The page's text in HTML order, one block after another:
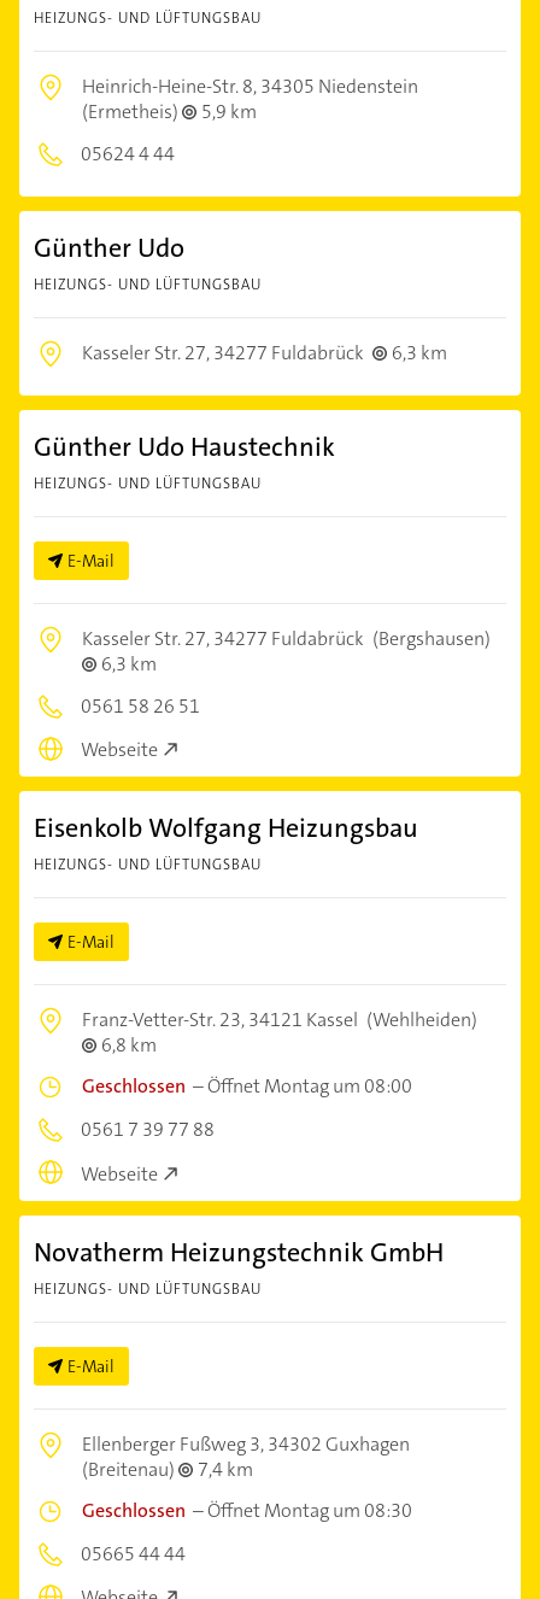
HEIZUNGS- UND LÜFTUNGSBAU
Heinrich-Heine-Str. 8,34305 Niedenstein
(Ermetheis)
5,9 km
05624 4 44
Günther Udo
HEIZUNGS- UND LÜFTUNGSBAU
Kasseler Str. 27,34277 Fuldabrück 6,3 km
Günther Udo Haustechnik
HEIZUNGS- UND LÜFTUNGSBAU
E-Mail
Kasseler Str. 27,34277 Fuldabrück (Bergshausen)
6,3 km
0561 58 26 51
Webseite
Eisenkolb Wolfgang Heizungsbau
HEIZUNGS- UND LÜFTUNGSBAU
E-Mail
Franz-Vetter-Str. 23,34121 Kassel (Wehlheiden)
6,8 km
Geschlossen –Öffnet Montag um 08:00
0561 7 39 77 88
Webseite
Novatherm Heizungstechnik GmbH
HEIZUNGS- UND LÜFTUNGSBAU
E-Mail
Ellenberger Fußweg 3,34302 Guxhagen
(Breitenau)
7,4 km
Geschlossen –Öffnet Montag um 08:30
05665 44 44